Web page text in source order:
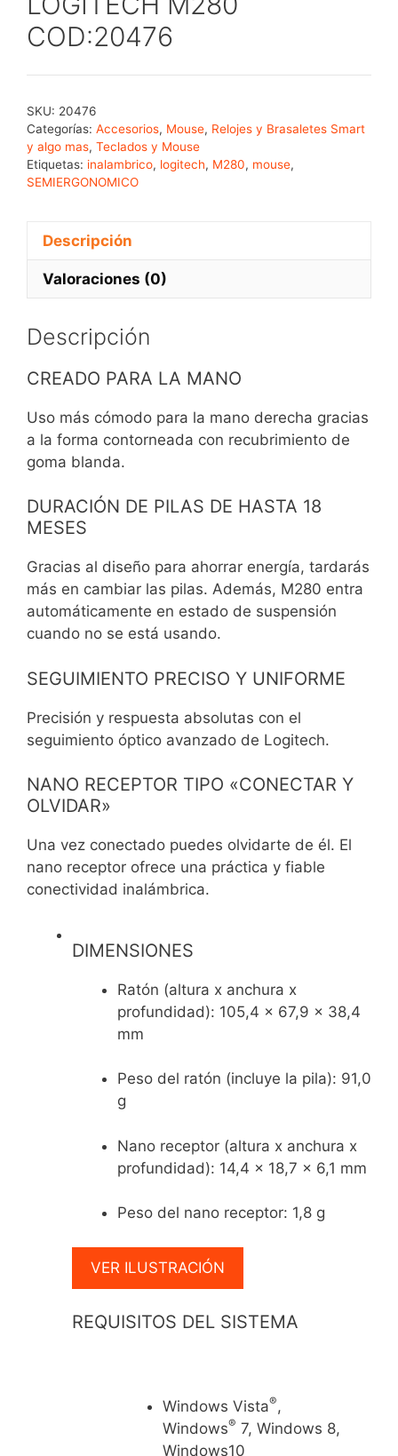
COD:20476
SKU: 20476
Categorías: Accesorios, Mouse, Relojes y Brasaletes Smart
y algo mas, Teclados y Mouse
Etiquetas: inalambrico, logitech, M280, mouse,
SEMIERGONOMICO
Descripción
Valoraciones (0)
Descripción
CREADO PARA LA MANO
Uso más cómodo para la mano derecha gracias
a la forma contorneada con recubrimiento de
goma blanda.
DURACIÓN DE PILAS DE HASTA 18
MESES
Gracias al diseño para ahorrar energía, tardarás
más en cambiar las pilas. Además, M280 entra
automáticamente en estado de suspensión
cuando no se está usando.
SEGUIMIENTO PRECISO Y UNIFORME
Precisión y respuesta absolutas con el
seguimiento óptico avanzado de Logitech.
NANO RECEPTOR TIPO «CONECTAR Y
OLVIDAR»
Una vez conectado puedes olvidarte de él. El
nano receptor ofrece una práctica y fiable
conectividad inalámbrica.
DIMENSIONES
Ratón (altura x anchura x
profundidad): 105,4 x 67,9 x 38,4
mm
Peso del ratón (incluye la pila): 91,0
g
Nano receptor (altura x anchura x
profundidad): 14,4 x 18,7 x 6,1 mm
Peso del nano receptor: 1,8 g
VER ILUSTRACIÓN
REQUISITOS DEL SISTEMA
Windows Vista® ,
Windows® 7, Windows 8,
Windows10